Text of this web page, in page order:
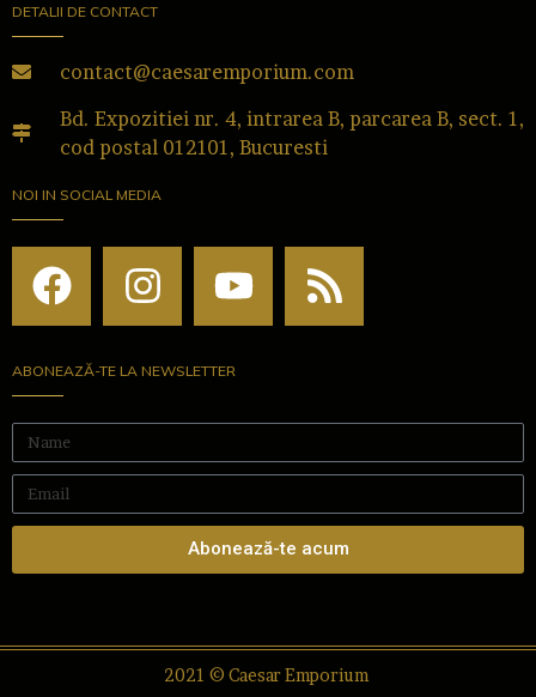
DETALII DE CONTACT
contact@caesaremporium.com
Bd. Expozitiei nr. 4, intrarea B, parcarea B, sect. 1,
cod postal 012101, Bucuresti
NOI IN SOCIAL MEDIA
ABONEAZĂ-TE LA NEWSLETTER
Abonează-te acum
2021 © Caesar Emporium